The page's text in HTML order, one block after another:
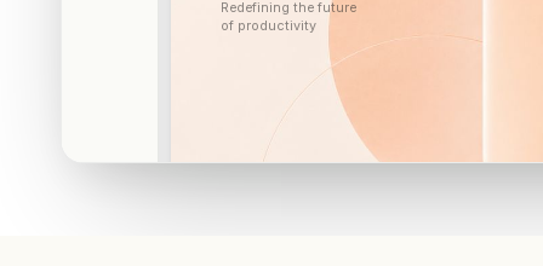
Redefining the future
of productivity